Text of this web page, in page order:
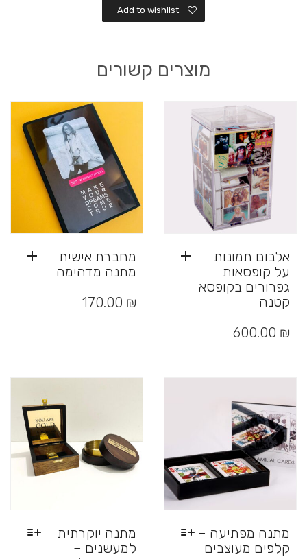
Add to wishlist
מוצרים קשורים
מחברת אישית
מתנה מדהימה
170.00 ₪
אלבום תמונות
על קופסאות
גפרורים בקופסא
קטנה
600.00 ₪
מתנה יוקרתית
למעשנים –
מתנה מפתיעה –
קלפים מעוצבים